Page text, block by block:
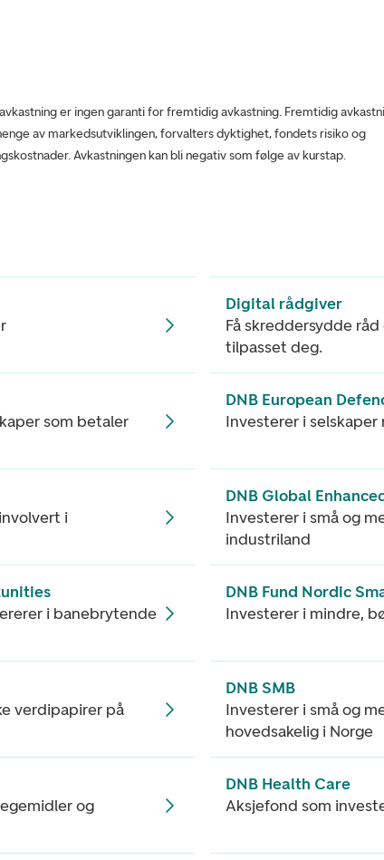
er ingen garanti for fremtidig avkastning. Fremtidig
av markedsutviklingen, forvalters dyktighet, fondets risiko og
Avkastningen kan bli negativ som følge av kurstap.
Digital rådgiver
Få skreddersydde
tilpasset deg.
som betaler
DNB European
Investerer i
i
DNB Global
Investerer i små og
industriland
i banebrytende
DNB Fund Nordic
Investerer i mindre,
verdipapirer på
DNB SMB
Investerer i små og
hovedsakelig i Norge
og
DNB Health Care
Aksjefond som